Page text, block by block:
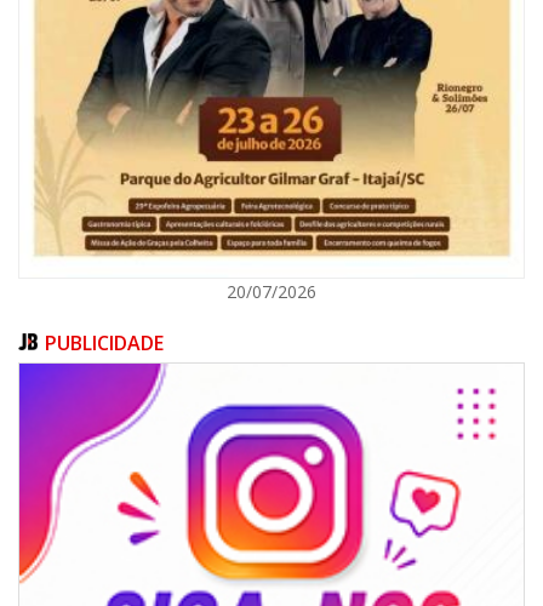
07/08/2026 | 18:03
COLUNA DO PRISCO PARAÍSO: Mídia domesticada, Centrão comprado e
Supremo fazendo jogo sujo
ITAJAÍ
20/07/2026
PUBLICIDADE